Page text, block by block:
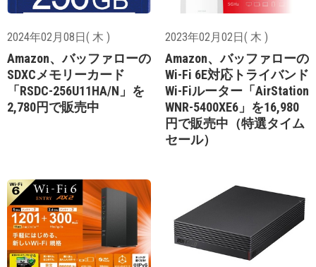
2024年02月08日( 木 )
Amazon、バッファローの
SDXCメモリーカード
「RSDC-256U11HA/N」を
2,780円で販売中
2023年02月02日( 木 )
Amazon、バッファローの
Wi-Fi 6E対応トライバンド
Wi-Fiルーター「AirStation
WNR-5400XE6」を16,980
円で販売中（特選タイム
セール）